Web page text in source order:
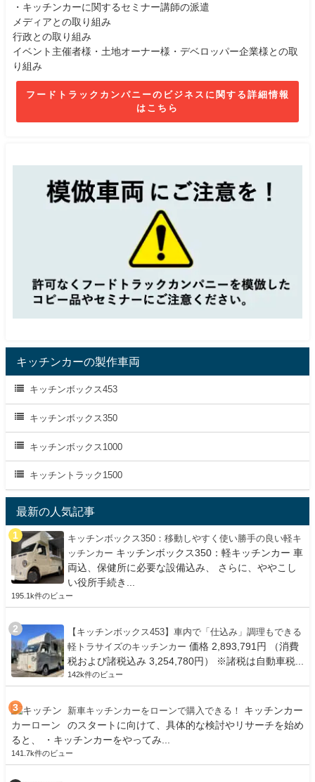
・キッチンカーに関するセミナー講師の派遣
メディアとの取り組み
行政との取り組み
イベント主催者様・土地オーナー様・デベロッパー企業様との取
り組み
フードトラックカンパニーのビジネスに関する詳細情報
はこちら
キッチンカーの製作車両
キッチンボックス453
キッチンボックス350
キッチンボックス1000
キッチントラック1500
最新の人気記事
キッチンボックス350：移動しやすく使い勝手の良い軽キ
ッチンカー キッチンボックス350：軽キッチンカー 車
両込、保健所に必要な設備込み、 さらに、ややこし
い役所手続き...
195.1k件のビュー
【キッチンボックス453】車内で「仕込み」調理もできる
軽トラサイズのキッチンカー 価格 2,893,791円 （消費
税および諸税込み 3,254,780円） ※諸税は自動車税...
142k件のビュー
新車キッチンカーをローンで購入できる！
キッチンカー
のスタートに向けて、具体的な検討やリサーチを始め
ると、 ・キッチンカーをやってみ...
141.7k件のビュー